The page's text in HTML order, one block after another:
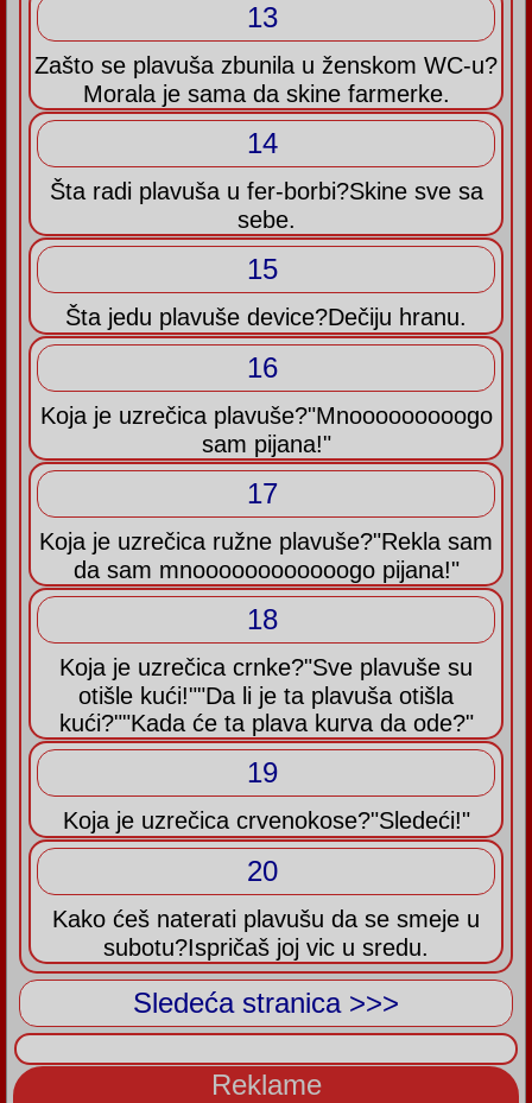
13
Zašto se plavuša zbunila u ženskom WC-u?
Morala je sama da skine farmerke.
14
Šta radi plavuša u fer-borbi?Skine sve sa
sebe.
15
Šta jedu plavuše device?Dečiju hranu.
16
Koja je uzrečica plavuše?"Mnooooooooogo
sam pijana!"
17
Koja je uzrečica ružne plavuše?"Rekla sam
da sam mnoooooooooooogo pijana!"
18
Koja je uzrečica crnke?"Sve plavuše su
otišle kući!""Da li je ta plavuša otišla
kući?""Kada će ta plava kurva da ode?"
19
Koja je uzrečica crvenokose?"Sledeći!"
20
Kako ćeš naterati plavušu da se smeje u
subotu?Ispričaš joj vic u sredu.
Sledeća stranica >>>
Reklame